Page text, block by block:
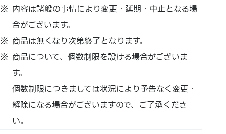
内容は諸般の事情により変更・延期・中止となる場
合がございます。
商品は無くなり次第終了となります。
商品について、個数制限を設ける場合がございま
す。
個数制限につきましては状況により予告なく変更・
解除になる場合がございますので、ご了承くださ
い。